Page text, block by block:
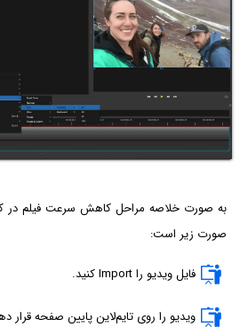
صورت زیر است:
فایل ویدیو را Import کنید.
ویدیو را روی تایم‌لاین پایین صفحه قرار